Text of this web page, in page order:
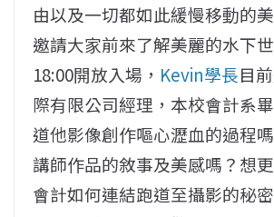
由以及一切都如此緩慢移動的
邀請大家前來了解美麗的水下世
18:00開放入場， Kevin學長目
際有限公司經理，本校會計系
道他影像創作嘔心瀝血的過程
講師作品的敘事及美感嗎？想
會計如何連結跑道至攝影的秘